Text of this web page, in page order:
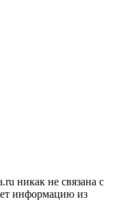
никак не связана с
информацию из